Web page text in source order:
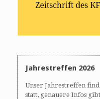
Jahrestreffen 2026
Unser Jahrestreffen
statt, genauere Infos